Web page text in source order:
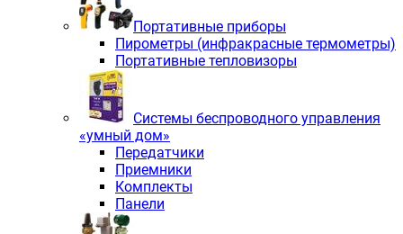
Портативные приборы
Пирометры (инфракрасные термометры)
Портативные тепловизоры
Системы беспроводного управления
«умный дом»
Передатчики
Приемники
Комплекты
Панели